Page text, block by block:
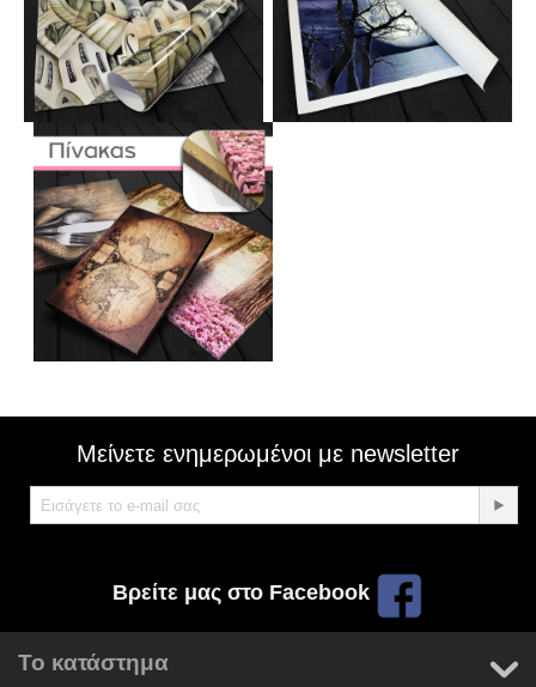
Μείνετε ενημερωμένοι με newsletter
Βρείτε μας στο Facebook
Το κατάστημα